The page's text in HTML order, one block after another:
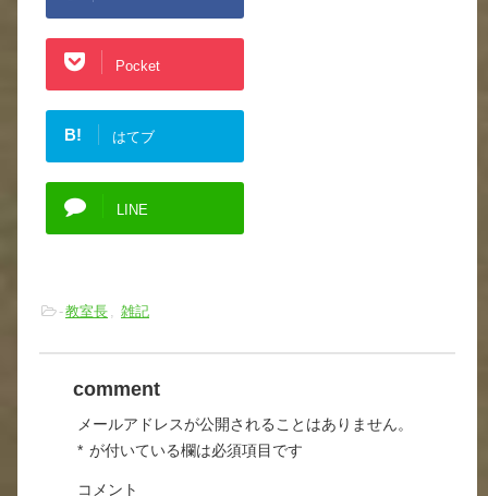
Pocket
B! はてブ
LINE
-教室長 , 雑記
comment
メールアドレスが公開されることはありません。
* が付いている欄は必須項目です
コメント